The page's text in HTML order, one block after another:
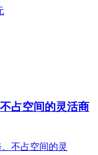
占空间的灵活商